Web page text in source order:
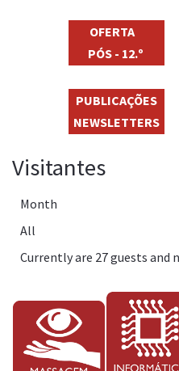
OFERTA
PÓS - 12.º
PUBLICAÇÕES
NEWSLETTERS
Visitantes
Month
All
Currently are 27 guests and